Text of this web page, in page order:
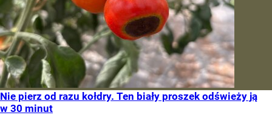
Nie pierz od razu kołdry. Ten biały proszek odświeży ją
w 30 minut